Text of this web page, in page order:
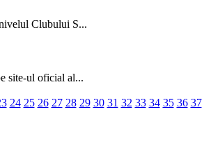
Clubului S...
site-ul oficial al...
24 25 26 27 28 29 30 31 32 33 34 35 36 37